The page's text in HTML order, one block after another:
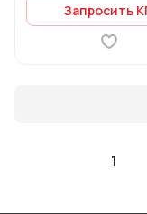
Запросить
1